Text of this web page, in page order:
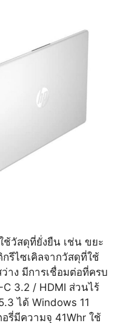
ช้วัสดุที่ยั่งยืน เช่น ขยะ
รีไซเคิลจากวัสดุที่ใช้
าง มีการเชื่อมต่อที่ครบ
3.2 / HDMI ส่วนไร้
ได้ Windows 11
รี่มีความจุ 41Whr ใช้